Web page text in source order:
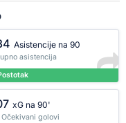
Asistencije na 90
asistencija
xG na 90'
Očekivani golovi